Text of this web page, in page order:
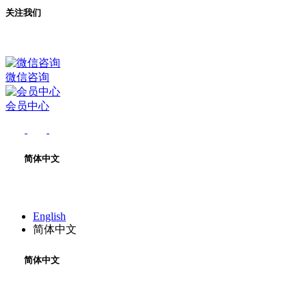
关注我们
微信咨询
会员中心
简体中文
English
简体中文
简体中文